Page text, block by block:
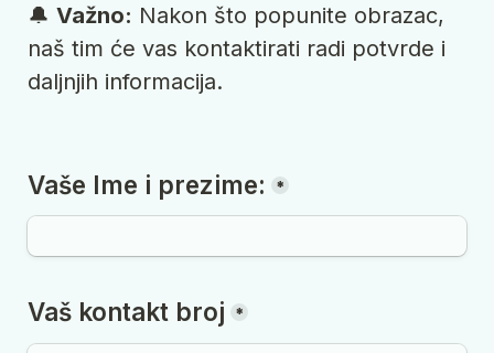
🔔 Važno: Nakon što popunite obrazac,
naš tim će vas kontaktirati radi potvrde i
daljnjih informacija.
Vaše Ime i prezime: *
Vaš kontakt broj *